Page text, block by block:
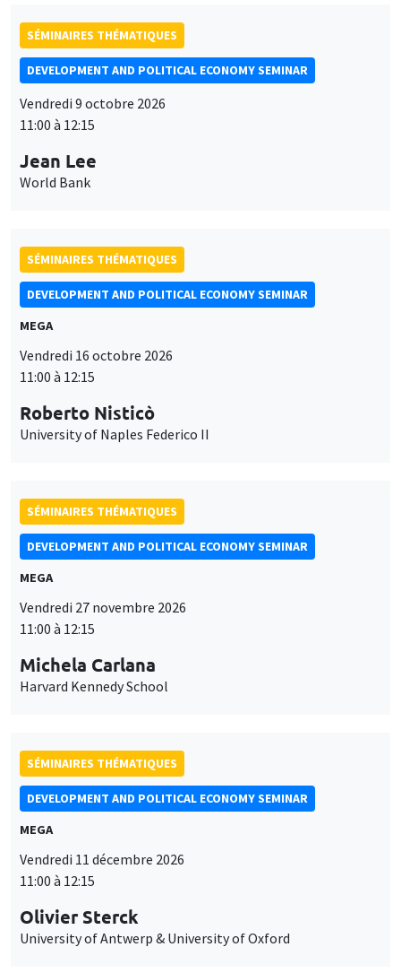
SÉMINAIRES THÉMATIQUES
DEVELOPMENT AND POLITICAL ECONOMY SEMINAR
Vendredi 9 octobre 2026
11:00 à 12:15
Jean Lee
World Bank
SÉMINAIRES THÉMATIQUES
DEVELOPMENT AND POLITICAL ECONOMY SEMINAR
MEGA
Vendredi 16 octobre 2026
11:00 à 12:15
Roberto Nisticò
University of Naples Federico II
SÉMINAIRES THÉMATIQUES
DEVELOPMENT AND POLITICAL ECONOMY SEMINAR
MEGA
Vendredi 27 novembre 2026
11:00 à 12:15
Michela Carlana
Harvard Kennedy School
SÉMINAIRES THÉMATIQUES
DEVELOPMENT AND POLITICAL ECONOMY SEMINAR
MEGA
Vendredi 11 décembre 2026
11:00 à 12:15
Olivier Sterck
University of Antwerp & University of Oxford